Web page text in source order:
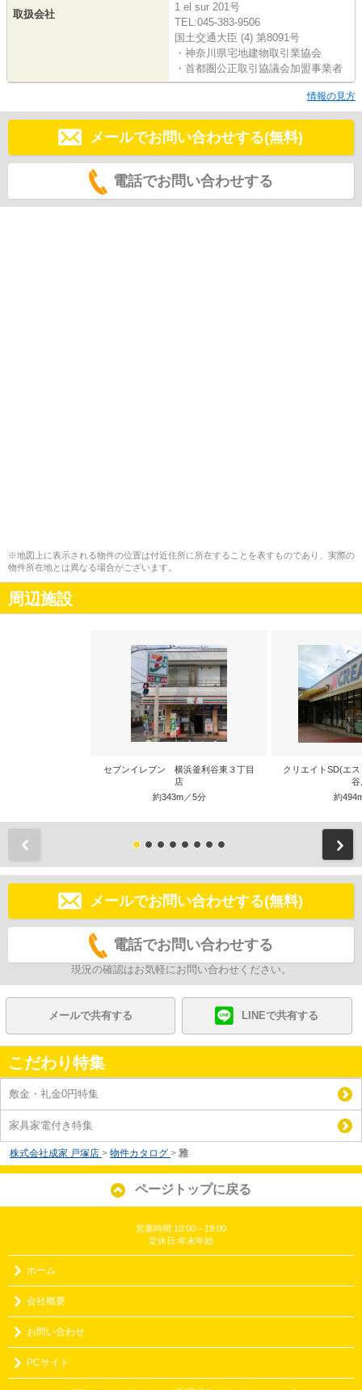
取扱会社
1 el sur 201号
TEL:045-383-9506
国土交通大臣 (4) 第8091号
・神奈川県宅地建物取引業協会
・首都圏公正取引協議会加盟事業者
情報の見方
メールでお問い合わせする(無料)
電話でお問い合わせする
※地図上に表示される物件の位置は付近住所に所在することを表すものであり、実際の
物件所在地とは異なる場合がございます。
周辺施設
セブンイレブン 横浜釜利谷東３丁目
店
約343m／5分
クリエイトSD(エ
谷
約
メールでお問い合わせする(無料)
電話でお問い合わせする
現況の確認はお気軽にお問い合わせください。
メールで共有する LINEで共有する
こだわり特集
敷金・礼金0円特集
家具家電付き特集
株式会社成家 戸塚店 > 物件カタログ > 雅
ページトップに戻る
営業時間:10:00～19:00
定休日:年末年始
ホーム
会社概要
お問い合わせ
PCサイト